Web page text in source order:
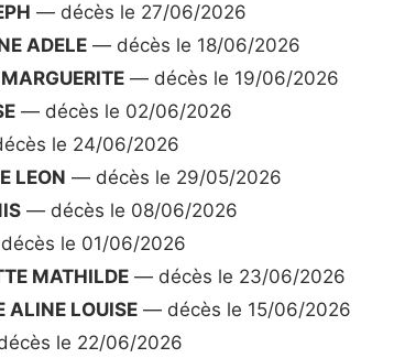
— décès le 27/06/2026
ADELE — décès le 18/06/2026
— décès le 19/06/2026
— décès le 02/06/2026
le 24/06/2026
LEON — décès le 29/05/2026
— décès le 08/06/2026
le 01/06/2026
MATHILDE — décès le 23/06/2026
ALINE LOUISE — décès le 15/06/2026
le 22/06/2026